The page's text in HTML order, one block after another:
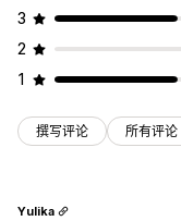
3
2
1
撰写评论 所有评论
Yulika